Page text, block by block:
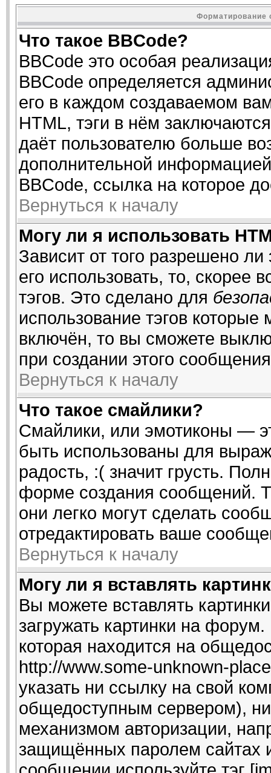
Форматирование
Что такое BBCode?
BBCode это особая
BBCode определяется
его в каждом создаваемом
HTML, тэги в нём
даёт пользователю больше
дополнительной
BBCode, ссылка на которое
Вернуться к началу
Могу ли я использовать
Зависит от того разрешено
его использовать, то, скорее
тэгов. Это сделано для
использование тэгов
включён, то вы сможете
при создании этого
Вернуться к началу
Что такое смайлики?
Смайлики, или эмотиконы —
быть использованы для
радость, :( значит грусть.
форме создания сообщений.
они легко могут сделать
отредактировать ваше
Вернуться к началу
Могу ли я вставлять
Вы можете вставлять
загружать картинки на
которая находится на
http://www.some-unknown-
указать ни ссылку на свой
общедоступным сервером), ни
механизмом авторизации,
защищённых паролем сайтах